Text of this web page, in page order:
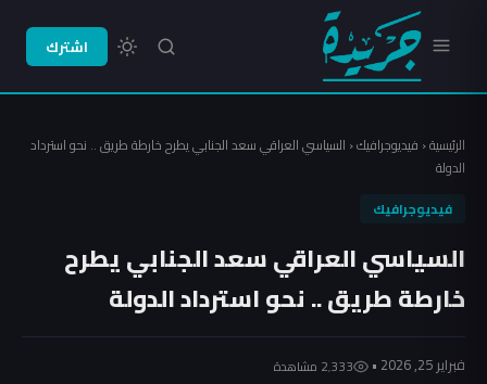
اشترك
الرئيسية‹ فيديوجرافيك‹ السياسي العراقي سعد الجنابي يطرح خارطة طريق .. نحو استرداد
الدولة
فيديوجرافيك
السياسي العراقي سعد الجنابي يطرح
خارطة طريق .. نحو استرداد الدولة
فبراير 25, 2026 • 2٬333 مشاهدة